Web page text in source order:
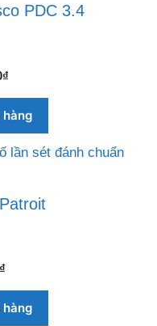
PDC 3.4
₫
hàng
₫
hàng